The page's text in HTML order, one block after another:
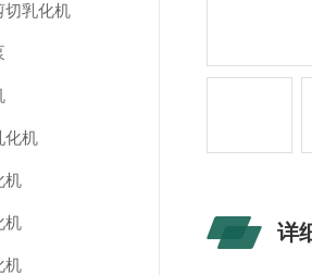
切乳化机
化机
机
机
机
详